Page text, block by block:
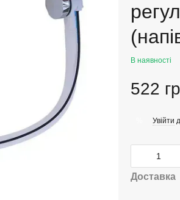
В наявності
522
Увійти
Доставка